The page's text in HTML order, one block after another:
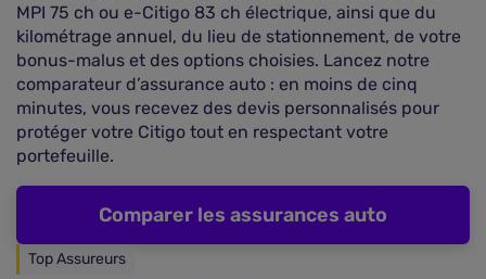
MPI 75 ch ou e-Citigo 83 ch électrique, ainsi que du
kilométrage annuel, du lieu de stationnement, de votre
bonus-malus et des options choisies. Lancez notre
comparateur d’assurance auto : en moins de cinq
minutes, vous recevez des devis personnalisés pour
protéger votre Citigo tout en respectant votre
portefeuille.
Comparer les assurances auto
Top Assureurs